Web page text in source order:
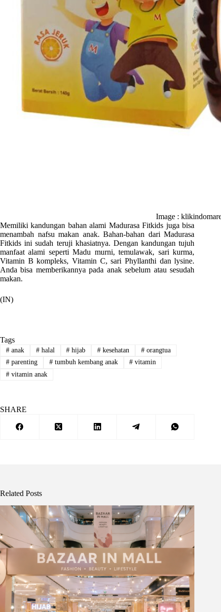
Image :
Memiliki kandungan bahan alami Madurasa Fitkids juga bisa
menambah nafsu makan anak. Bahan-bahan dari Madurasa
Fitkids ini sudah teruji khasiatnya. Dengan kandungan tujuh
manfaat alami seperti Madu murni, temulawak, sari kurma,
Vitamin B kompleks, Vitamin C, sari Phyllanthi dan lysine.
Anda bisa memberikannya pada anak sebelum atau sesudah
makan.
(IN)
Tags
#anak #halal # hijab # kesehatan # orangtua
#parenting #tumbuh kembang anak # vitamin
#vitamin anak
SHARE
Related Posts